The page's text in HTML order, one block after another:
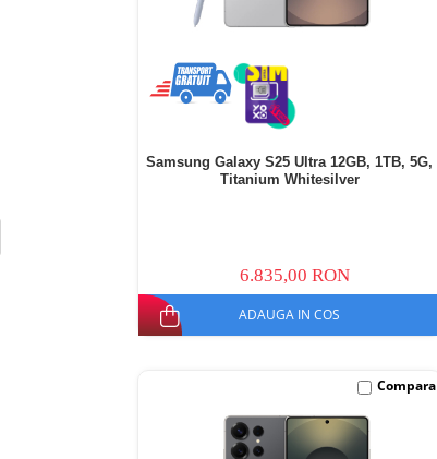
Samsung Galaxy S25 Ultra 12GB, 1TB, 5G,
Titanium Whitesilver
6.835,00 RON
ADAUGA IN COS
Compara